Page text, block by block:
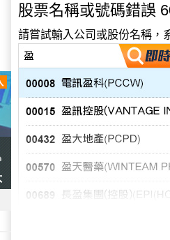
股票名稱或號碼錯誤
請嘗試輸入公司或股份名稱，